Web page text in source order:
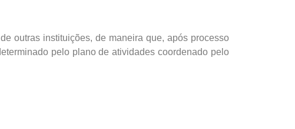
outras instituições, de maneira que, após processo
pelo plano de atividades coordenado pelo